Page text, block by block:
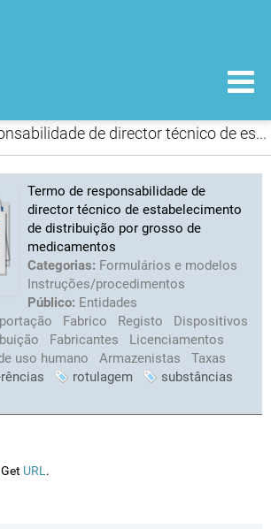
Termo de responsabilidade de director técnico de estabelecimento de distribuição por grosso de medicamentos
Termo de responsabilidade de
director técnico de estabelecimento
de distribuição por grosso de
medicamentos
Categorias: Formulários e modelos
Instruções/procedimentos
Público: Entidades
Fabrico Registo
Dispositivos
Fabricantes
Licenciamentos
uso humano
Armazenistas
Taxas
rotulagem
substâncias
Get URL.